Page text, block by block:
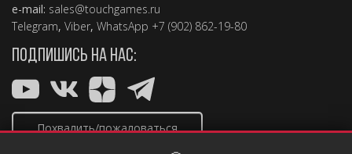
e-mail: sales@touchgames.ru
Telegram, Viber, WhatsApp +7 (902) 862-19-80
ПОДПИШИСЬ НА НАС:
Похвалить/пожаловаться